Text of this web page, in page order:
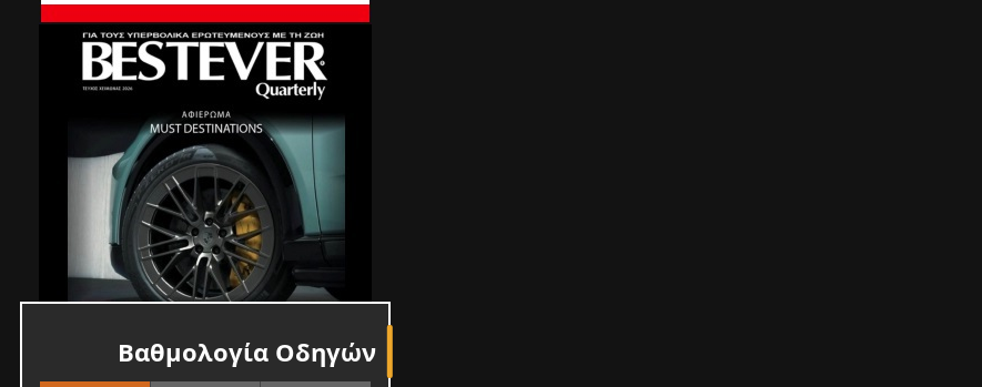
Βαθμολογία Οδηγών